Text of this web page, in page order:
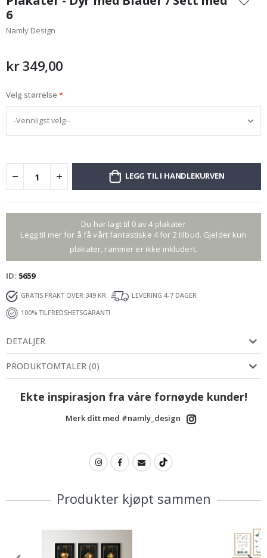
begynnelsen
av
bildegalleri
6
Namly Design
kr 349,00
Velg størrelse
LEGG TIL I HANDLEKURVEN
Du har lagt til 0 av 4 plakater
Legg til mer for å få vårt fantastiske 4 for 2 tilbud. Gjelder kun
plakater, rammer er ikke inkludert.
ID 5659
GRATIS FRAKT OVER 349 KR
LEVERING 4-7 DAGER
100% TILFREDSHETSGARANTI
DETALJER
PRODUKTOMTALER (0)
Ekte inspirasjon fra våre fornøyde kunder!
Merk ditt med #namly_design
Produkter kjøpt sammen